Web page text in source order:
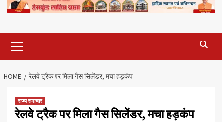
Menu
HOME रेलवे ट्रैक पर मिला गैस सिलेंडर, मचा हड़कंप
राज्य समाचार
रेलवे ट्रैक पर मिला गैस सिलेंडर, मचा हड़कंप